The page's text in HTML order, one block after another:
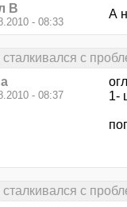
В
- 08:33
А
сталкивался с
- 08:37
1-
сталкивался с